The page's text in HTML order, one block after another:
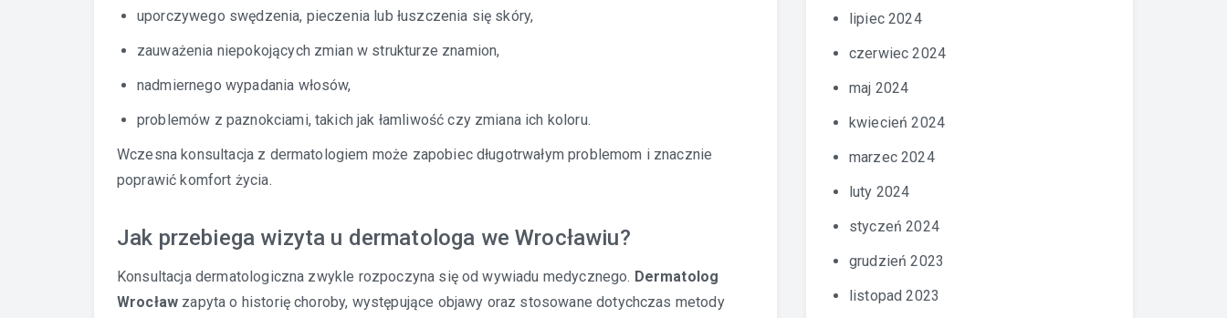
uporczywego swędzenia, pieczenia lub łuszczenia się skóry,
zauważenia niepokojących zmian w strukturze znamion,
nadmiernego wypadania włosów,
problemów z paznokciami, takich jak łamliwość czy zmiana ich koloru.
Wczesna konsultacja z dermatologiem może zapobiec długotrwałym problemom i znacznie
poprawić komfort życia.
Jak przebiega wizyta u dermatologa we Wrocławiu?
Konsultacja dermatologiczna zwykle rozpoczyna się od wywiadu medycznego. Dermatolog
Wrocław zapyta o historię choroby, występujące objawy oraz stosowane dotychczas metody
lipiec 2024
czerwiec 2024
maj 2024
kwiecień 2024
marzec 2024
luty 2024
styczeń 2024
grudzień 2023
listopad 2023